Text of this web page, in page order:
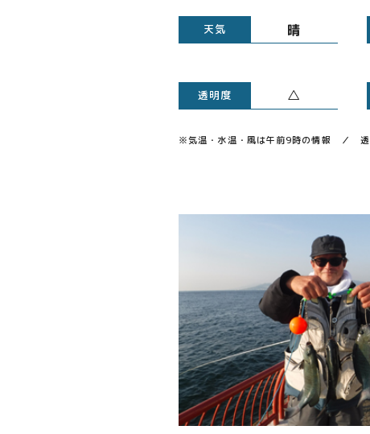
天気 晴
透明度 △
※気温・水温・風は午前9時の情報 ／